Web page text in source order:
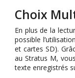
Choix
En plus de la
possible
et cartes SD).
au Stratus M,
texte enregistrés